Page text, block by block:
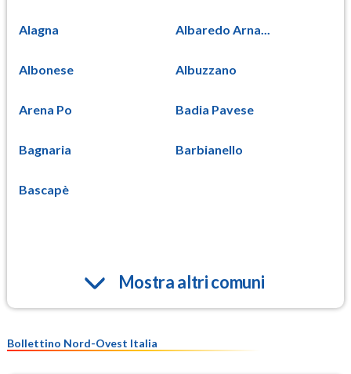
Alagna Albaredo Arna...
Albonese Albuzzano
Arena Po Badia Pavese
Bagnaria Barbianello
Bascapè
Mostra altri comuni
Bollettino Nord-Ovest Italia